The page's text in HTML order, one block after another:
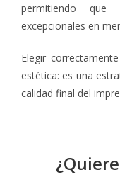
permitiendo que
excepcionales en
Elegir
estética: es una
calidad final del